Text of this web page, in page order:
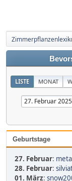
LISTE MONAT
Geburtstage
27. Februar:
28. Februar:
01. März: